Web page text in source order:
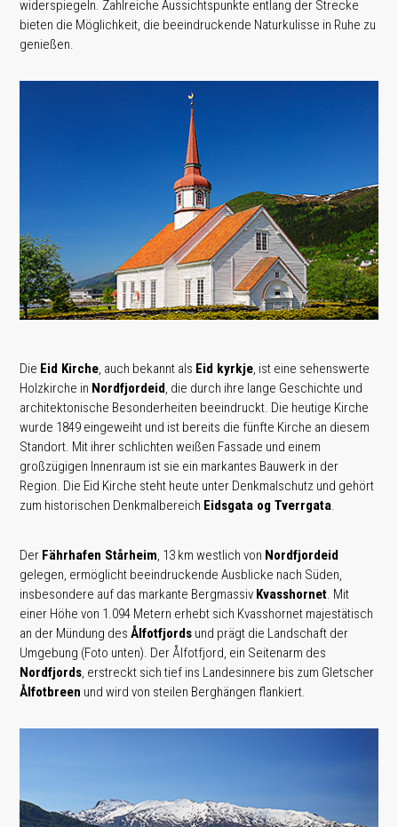
widerspiegeln. Zahlreiche Aussichtspunkte entlang der Strecke
bieten die Möglichkeit, die beeindruckende Naturkulisse in Ruhe zu
genießen.
Die Eid Kirche, auch bekannt als Eid kyrkje, ist eine sehenswerte
Holzkirche in Nordfjordeid, die durch ihre lange Geschichte und
architektonische Besonderheiten beeindruckt. Die heutige Kirche
wurde 1849 eingeweiht und ist bereits die fünfte Kirche an diesem
Standort. Mit ihrer schlichten weißen Fassade und einem
großzügigen Innenraum ist sie ein markantes Bauwerk in der
Region. Die Eid Kirche steht heute unter Denkmalschutz und gehört
zum historischen Denkmalbereich Eidsgata og Tverrgata.
Der Fährhafen Stårheim, 13 km westlich von Nordfjordeid
gelegen, ermöglicht beeindruckende Ausblicke nach Süden,
insbesondere auf das markante Bergmassiv Kvasshornet. Mit
einer Höhe von 1.094 Metern erhebt sich Kvasshornet majestätisch
an der Mündung desÅlfotfjords und prägt die Landschaft der
Umgebung (Foto unten). Der Ålfotfjord, ein Seitenarm des
Nordfjords, erstreckt sich tief ins Landesinnere bis zum Gletscher
Ålfotbreen und wird von steilen Berghängen flankiert.